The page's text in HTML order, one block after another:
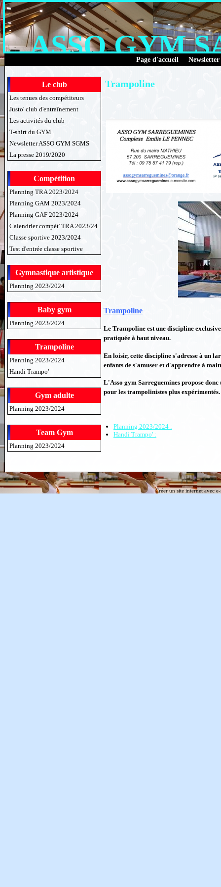
ASSO GYM
Page d'accueil Newsletter
Le club
Les tenues des compétiteurs
Justo' club d'entraînement
Les activités du club
T-shirt du GYM
Newsletter ASSO GYM SGMS
La presse 2019/2020
Compétition
Planning TRA 2023/2024
Planning GAM 2023/2024
Planning GAF 2023/2024
Calendrier compét' TRA 2023/24
Classe sportive 2023/2024
Test d'entrée classe sportive
Gymnastique artistique
Planning 2023/2024
Baby gym
Planning 2023/2024
Trampoline
Planning 2023/2024
Handi Trampo'
Gym adulte
Planning 2023/2024
Team Gym
Planning 2023/2024
Trampoline
Trampoline
Le Trampoline est une discipline
pratiquée à haut niveau.
En loisir, cette discipline s'adresse à un
enfants de s'amuser et d'apprendre à
L'Asso gym Sarreguemines propose
pour les trampolinistes plus expérimentés.
Planning 2023/2024 :
Handi Trampo' :
Créer un site internet avec